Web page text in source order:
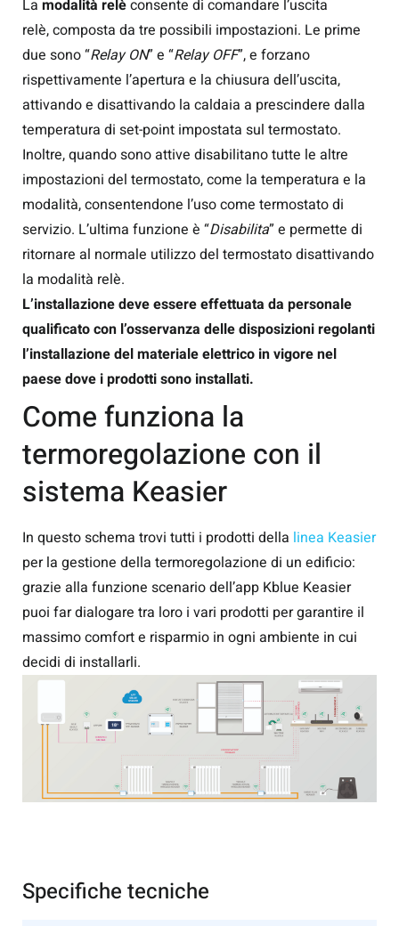
La modalità relèconsente di comandare l’uscita
relè, composta da tre possibili impostazioni. Le prime
due sono “Relay ON” e “Relay OFF”, e forzano
rispettivamente l’apertura e la chiusura dell’uscita,
attivando e disattivando la caldaia a prescindere dalla
temperatura di set-point impostata sul termostato.
Inoltre, quando sono attive disabilitano tutte le altre
impostazioni del termostato, come la temperatura e la
modalità, consentendone l’uso come termostato di
servizio. L’ultima funzione è “Disabilita” e permette di
ritornare al normale utilizzo del termostato disattivando
la modalità relè.
L’installazione deve essere effettuata da personale
qualificato con l’osservanza delle disposizioni regolanti
l’installazione del materiale elettrico in vigore nel
paese dove i prodotti sono installati.
Come funziona la
termoregolazione con il
sistema Keasier
In questo schema trovi tutti i prodotti della linea Keasier
per la gestione della termoregolazione di un edificio:
grazie alla funzione scenario dell’app Kblue Keasier
puoi far dialogare tra loro i vari prodotti per garantire il
massimo comfort e risparmio in ogni ambiente in cui
decidi di installarli.
Specifiche tecniche